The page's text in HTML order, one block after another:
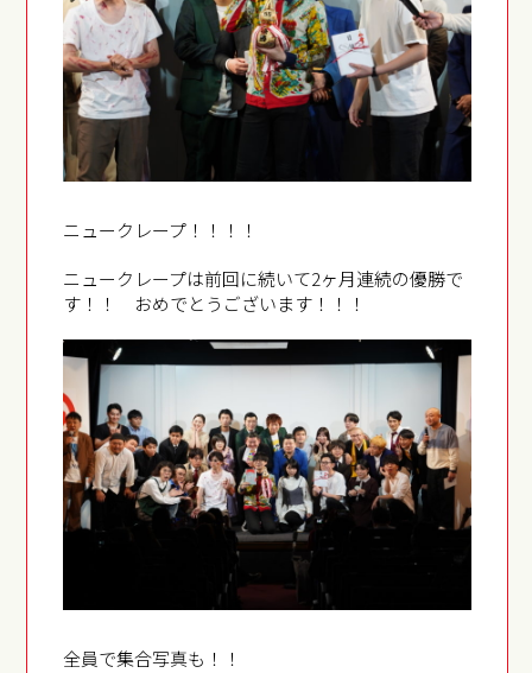
ニュークレープ！！！！
ニュークレープは前回に続いて2ヶ月連続の優勝で
す！！ おめでとうございます！！！
全員で集合写真も！！